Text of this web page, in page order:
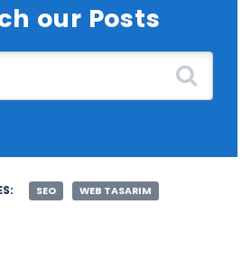
our Posts
SEO WEB TASARIM